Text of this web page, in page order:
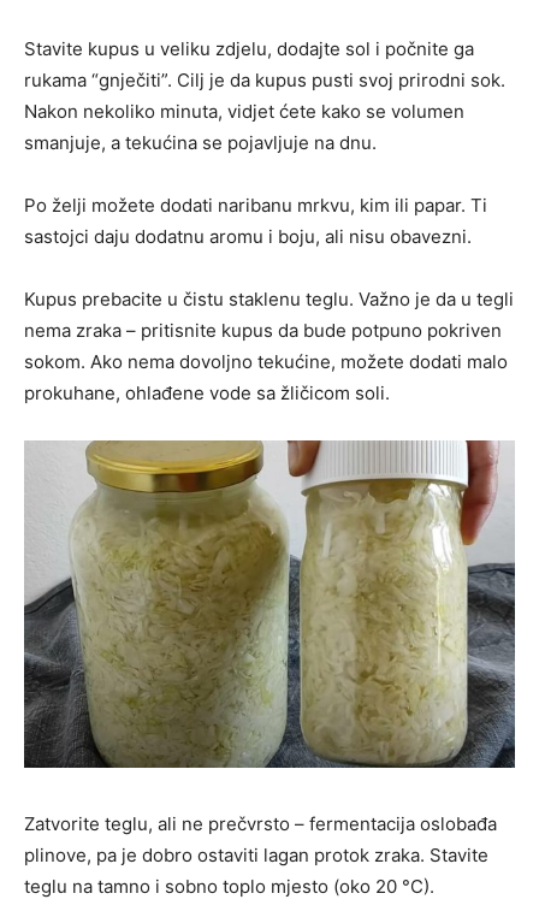
Stavite kupus u veliku zdjelu, dodajte sol i počnite ga
rukama “gnječiti”. Cilj je da kupus pusti svoj prirodni sok.
Nakon nekoliko minuta, vidjet ćete kako se volumen
smanjuje, a tekućina se pojavljuje na dnu.
Po želji možete dodati naribanu mrkvu, kim ili papar. Ti
sastojci daju dodatnu aromu i boju, ali nisu obavezni.
Kupus prebacite u čistu staklenu teglu. Važno je da u tegli
nema zraka – pritisnite kupus da bude potpuno pokriven
sokom. Ako nema dovoljno tekućine, možete dodati malo
prokuhane, ohlađene vode sa žličicom soli.
Zatvorite teglu, ali ne prečvrsto – fermentacija oslobađa
plinove, pa je dobro ostaviti lagan protok zraka. Stavite
teglu na tamno i sobno toplo mjesto (oko 20 °C).